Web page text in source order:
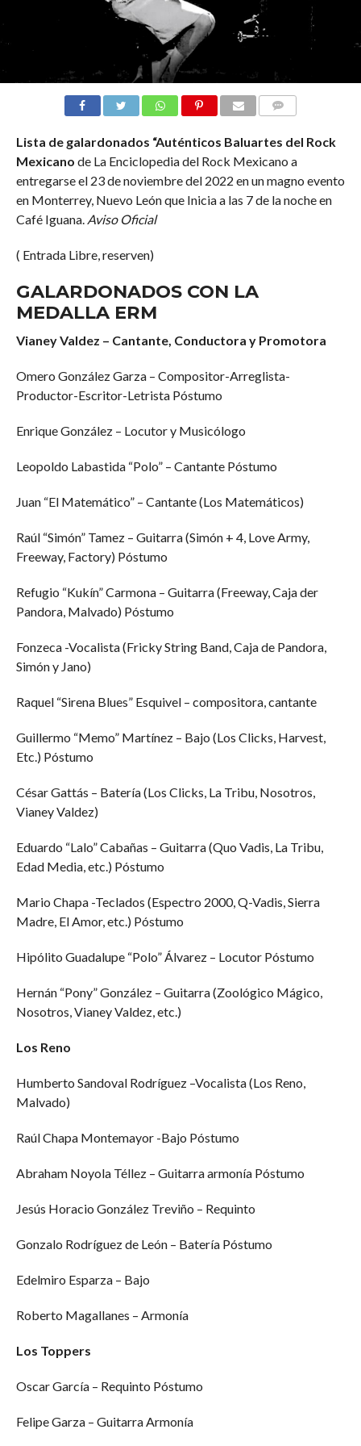
Lista de galardonados “Auténticos Baluartes del Rock
Mexicano de La Enciclopedia del Rock Mexicano a
entregarse el 23 de noviembre del 2022 en un magno evento
en Monterrey, Nuevo León que Inicia a las 7 de la noche en
Café Iguana. Aviso Oficial
( Entrada Libre, reserven)
GALARDONADOS CON LA
MEDALLA ERM
Vianey Valdez – Cantante, Conductora y Promotora
Omero González Garza – Compositor-Arreglista-
Productor-Escritor-Letrista Póstumo
Enrique González – Locutor y Musicólogo
Leopoldo Labastida “Polo” – Cantante Póstumo
Juan “El Matemático” – Cantante (Los Matemáticos)
Raúl “Simón” Tamez – Guitarra (Simón + 4, Love Army,
Freeway, Factory) Póstumo
Refugio “Kukín” Carmona – Guitarra (Freeway, Caja der
Pandora, Malvado) Póstumo
Fonzeca -Vocalista (Fricky String Band, Caja de Pandora,
Simón y Jano)
Raquel “Sirena Blues” Esquivel – compositora, cantante
Guillermo “Memo” Martínez – Bajo (Los Clicks, Harvest,
Etc.) Póstumo
César Gattás – Batería (Los Clicks, La Tribu, Nosotros,
Vianey Valdez)
Eduardo “Lalo” Cabañas – Guitarra (Quo Vadis, La Tribu,
Edad Media, etc.) Póstumo
Mario Chapa -Teclados (Espectro 2000, Q-Vadis, Sierra
Madre, El Amor, etc.) Póstumo
Hipólito Guadalupe “Polo” Álvarez – Locutor Póstumo
Hernán “Pony” González – Guitarra (Zoológico Mágico,
Nosotros, Vianey Valdez, etc.)
Los Reno
Humberto Sandoval Rodríguez –Vocalista (Los Reno,
Malvado)
Raúl Chapa Montemayor -Bajo Póstumo
Abraham Noyola Téllez – Guitarra armonía Póstumo
Jesús Horacio González Treviño – Requinto
Gonzalo Rodríguez de León – Batería Póstumo
Edelmiro Esparza – Bajo
Roberto Magallanes – Armonía
Los Toppers
Oscar García – Requinto Póstumo
Felipe Garza – Guitarra Armonía